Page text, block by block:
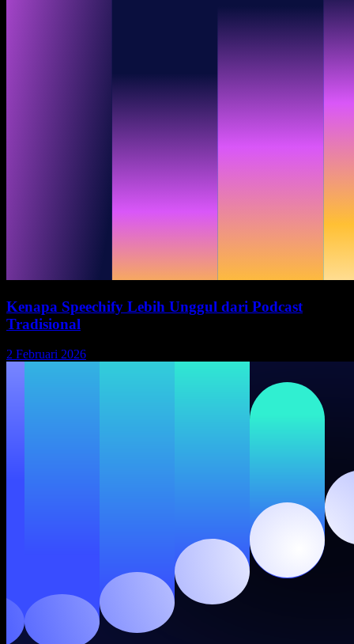
Kenapa Speechify Lebih Unggul dari Podcast
Tradisional
2 Februari 2026